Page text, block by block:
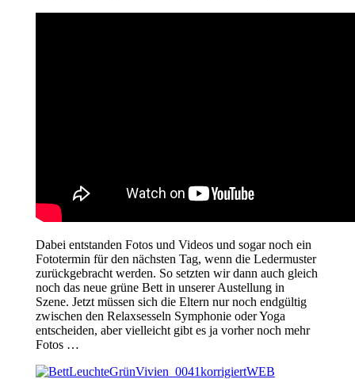
Dabei entstanden Fotos und Videos und sogar noch ein
Fototermin für den nächsten Tag, wenn die Ledermuster
zurückgebracht werden. So setzten wir dann auch gleich
noch das neue grüne Bett in unserer Austellung in
Szene. Jetzt müssen sich die Eltern nur noch endgültig
zwischen den Relaxsesseln Symphonie oder Yoga
entscheiden, aber vielleicht gibt es ja vorher noch mehr
Fotos …